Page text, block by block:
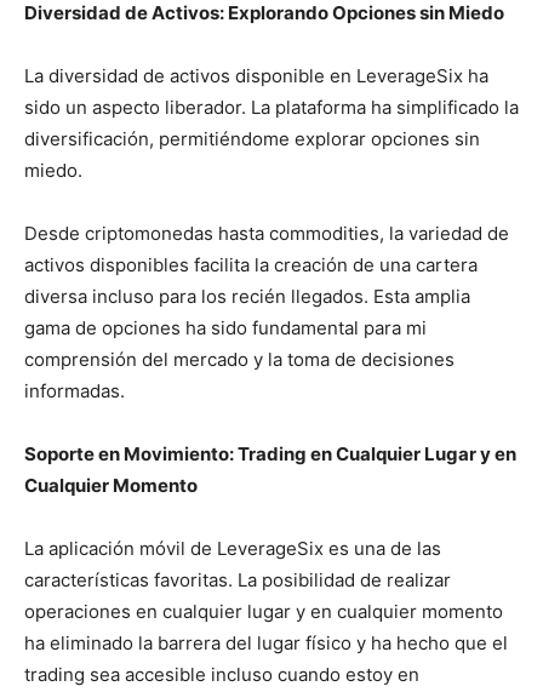
Diversidad de Activos: Explorando Opciones sin Miedo
La diversidad de activos disponible en LeverageSix ha
sido un aspecto liberador. La plataforma ha simplificado la
diversificación, permitiéndome explorar opciones sin
miedo.
Desde criptomonedas hasta commodities, la variedad de
activos disponibles facilita la creación de una cartera
diversa incluso para los recién llegados. Esta amplia
gama de opciones ha sido fundamental para mi
comprensión del mercado y la toma de decisiones
informadas.
Soporte en Movimiento: Trading en Cualquier Lugar y en
Cualquier Momento
La aplicación móvil de LeverageSix es una de las
características favoritas. La posibilidad de realizar
operaciones en cualquier lugar y en cualquier momento
ha eliminado la barrera del lugar físico y ha hecho que el
trading sea accesible incluso cuando estoy en